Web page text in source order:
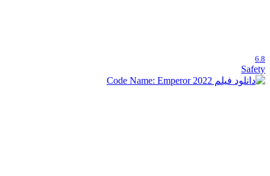
6.8
Safety